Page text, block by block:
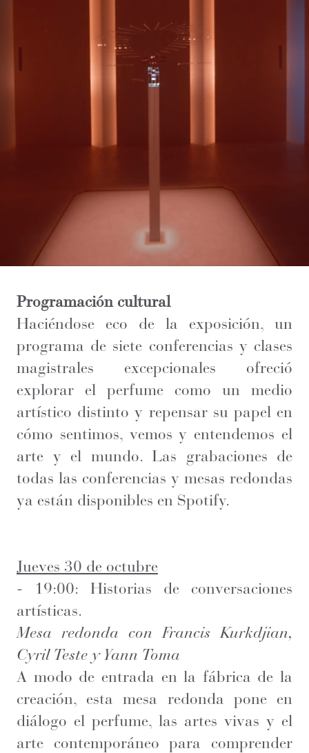
Programación cultural
Haciéndose eco de la exposición, un
programa de siete conferencias y clases
magistrales excepcionales ofreció
explorar el perfume como un medio
artístico distinto y repensar su papel en
cómo sentimos, vemos y entendemos el
arte y el mundo. Las grabaciones de
todas las conferencias y mesas redondas
ya están disponibles en Spotify.
Jueves 30 de octubre
- 19:00: Historias de conversaciones
artísticas.
Mesa redonda con Francis Kurkdjian,
Cyril Teste y Yann Toma
A modo de entrada en la fábrica de la
creación, esta mesa redonda pone en
diálogo el perfume, las artes vivas y el
arte contemporáneo para comprender